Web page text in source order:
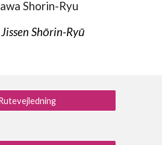
Shorin-Ryu
Shōrin-Ryū